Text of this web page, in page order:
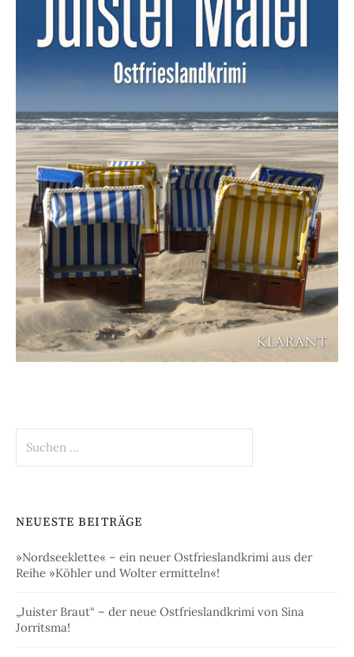
nach:
NEUESTE BEITRÄGE
»Nordseeklette« – ein neuer Ostfrieslandkrimi aus der
Reihe »Köhler und Wolter ermitteln«!
„Juister Braut“ – der neue Ostfrieslandkrimi von Sina
Jorritsma!